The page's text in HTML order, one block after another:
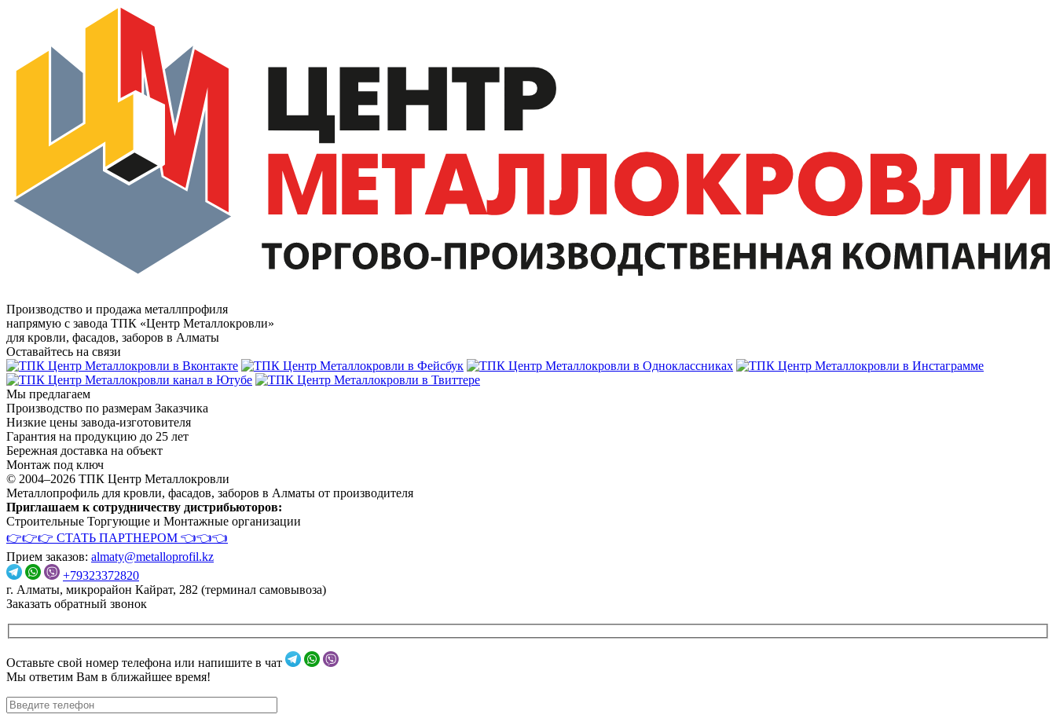
Производство и продажа металлпрофиля
напрямую с завода ТПК «Центр Металлокровли»
для кровли, фасадов, заборов в Алматы
Оставайтесь на связи
Мы предлагаем
Производство по размерам Заказчика
Низкие цены завода-изготовителя
Гарантия на продукцию до 25 лет
Бережная доставка на объект
Монтаж под ключ
© 2004–2026 ТПК Центр Металлокровли
Металлопрофиль для кровли, фасадов, заборов в Алматы от производителя
Приглашаем к сотрудничеству дистрибьюторов:
Строительные Торгующие и Монтажные организации
👉👉👉 СТАТЬ ПАРТНЕРОМ 👈👈👈
Прием заказов: almaty@metalloprofil.kz
+79323372820
г. Алматы, микрорайон Кайрат, 282 (терминал самовывоза)
Заказать обратный звонок
Оставьте свой номер телефона или напишите в чат
Мы ответим Вам в ближайшее время!